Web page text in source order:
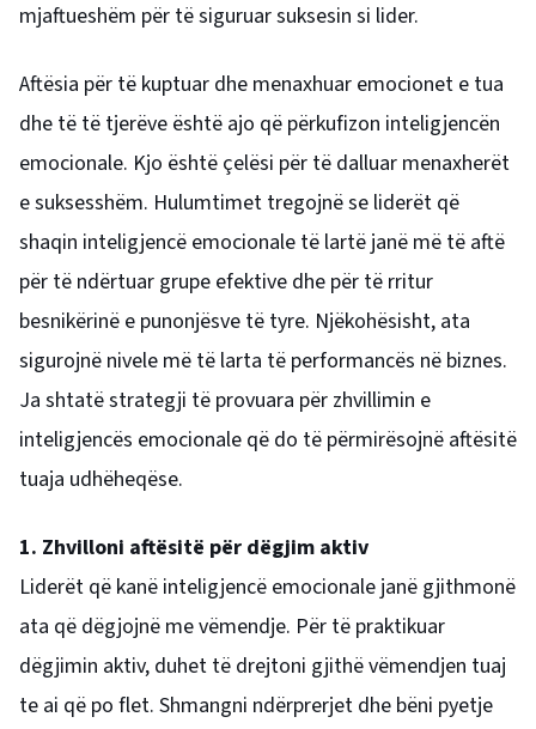
mjaftueshëm për të siguruar suksesin si lider.
Aftësia për të kuptuar dhe menaxhuar emocionet e tua
dhe të të tjerëve është ajo që përkufizon inteligjencën
emocionale. Kjo është çelësi për të dalluar menaxherët
e suksesshëm. Hulumtimet tregojnë se liderët që
shaqin inteligjencë emocionale të lartë janë më të aftë
për të ndërtuar grupe efektive dhe për të rritur
besnikërinë e punonjësve të tyre. Njëkohësisht, ata
sigurojnë nivele më të larta të performancës në biznes.
Ja shtatë strategji të provuara për zhvillimin e
inteligjencës emocionale që do të përmirësojnë aftësitë
tuaja udhëheqëse.
1. Zhvilloni aftësitë për dëgjim aktiv
Liderët që kanë inteligjencë emocionale janë gjithmonë
ata që dëgjojnë me vëmendje. Për të praktikuar
dëgjimin aktiv, duhet të drejtoni gjithë vëmendjen tuaj
te ai që po flet. Shmangni ndërprerjet dhe bëni pyetje